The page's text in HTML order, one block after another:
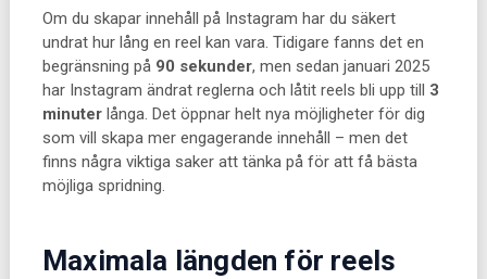
Om du skapar innehåll på Instagram har du säkert
undrat hur lång en reel kan vara. Tidigare fanns det en
begränsning på90 sekunder, men sedan januari 2025
har Instagram ändrat reglerna och låtit reels bli upp till 3
minuterlånga. Det öppnar helt nya möjligheter för dig
som vill skapa mer engagerande innehåll – men det
finns några viktiga saker att tänka på för att få bästa
möjliga spridning.
Maximala längden för reels